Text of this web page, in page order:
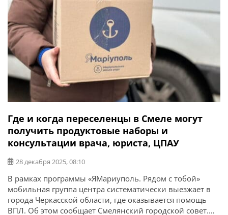
Где и когда переселенцы в Смеле могут
получить продуктовые наборы и
консультации врача, юриста, ЦПАУ
28 декабря 2025, 08:10
В рамках программы «ЯМариуполь. Рядом с тобой»
мобильная группа центра систематически выезжает в
города Черкасской области, где оказывается помощь
ВПЛ. Об этом сообщает Смелянский городской совет.